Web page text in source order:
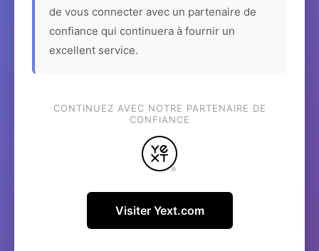
de vous connecter avec un partenaire de
confiance qui continuera à fournir un
excellent service.
CONTINUEZ AVEC NOTRE PARTENAIRE DE
CONFIANCE
Visiter Yext.com